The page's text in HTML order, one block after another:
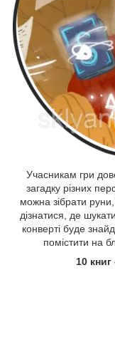
Учасникам гри
загадку різних
можна зібрати
дізнатися, де
конверті буде
помістити на
10 книг